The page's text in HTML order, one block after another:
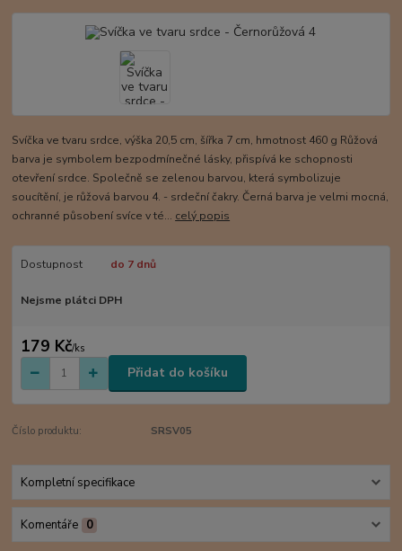
Svíčka ve tvaru srdce, výška 20,5 cm, šířka 7 cm, hmotnost 460 g Růžová
barva je symbolem bezpodmínečné lásky, přispívá ke schopnosti
otevření srdce. Společně se zelenou barvou, která symbolizuje
soucítění, je růžová barvou 4. - srdeční čakry. Černá barva je velmi mocná,
ochranné působení svíce v té... celý popis
Dostupnost do 7 dnů
Nejsme plátci DPH
179 Kč/ks
Přidat do košíku
Číslo produktu: SRSV05
Kompletní specifikace
Komentáře 0